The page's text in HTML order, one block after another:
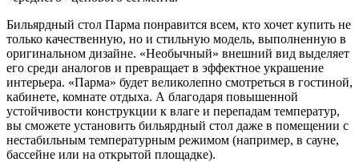
Бильярдный стол Парма понравится всем, кто хочет купить не
только качественную, но и стильную модель, выполненную в
оригинальном дизайне. «Необычный» внешний вид выделяет
его среди аналогов и превращает в эффектное украшение
интерьера. «Парма» будет великолепно смотреться в гостиной,
кабинете, комнате отдыха. А благодаря повышенной
устойчивости конструкции к влаге и перепадам температур,
вы сможете установить бильярдный стол даже в помещении с
нестабильным температурным режимом (например, в сауне,
бассейне или на открытой площадке).